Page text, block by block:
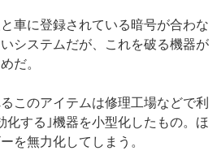
車に登録されている暗号が合わな
システムだが、これを破る機器が
だ。
このアイテムは修理工場などで利
化する｣機器を小型化したもの。ほ
を無力化してしまう。